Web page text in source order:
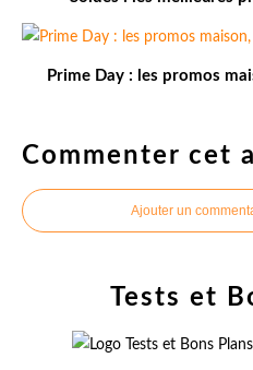
Prime Day : les promos
Commenter cet
Ajouter un
Tests et